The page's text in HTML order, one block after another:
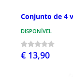
Conjunto de 4
DISPONÍVEL
€ 13,90